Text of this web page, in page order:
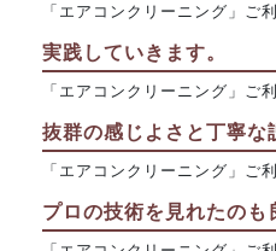
「エアコンクリーニング」ご
実践していきます。
「エアコンクリーニング」ご
抜群の感じよさと丁寧な
「エアコンクリーニング」ご
プロの技術を見れたのも